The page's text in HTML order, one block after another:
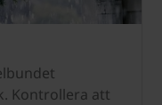
Kontrollera att